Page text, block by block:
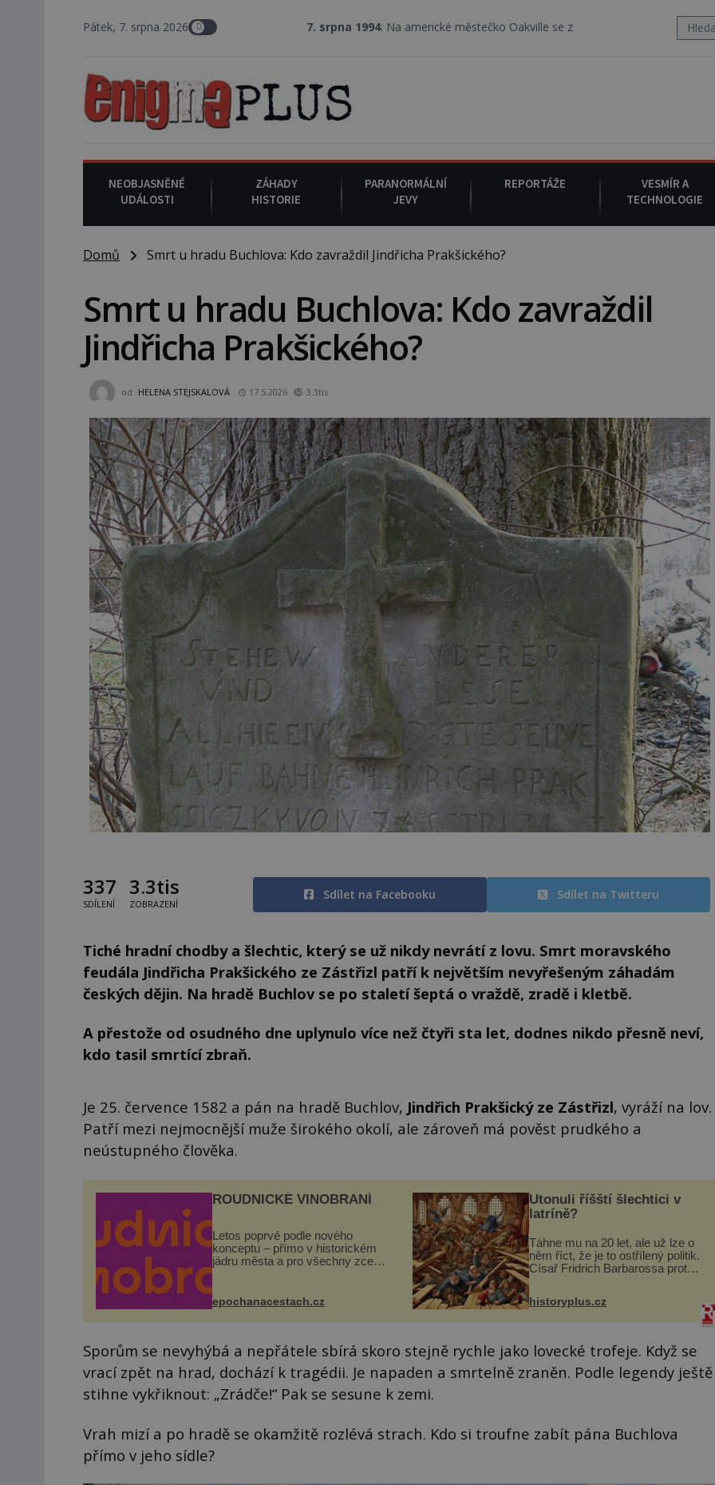
Pátek, 7. srpna 2026 : Na americké městečko Oakville se z nebe snáší podivná rosolovitá látka
NEOBJASNĚNÉ
UDÁLOSTI
ZÁHADY
HISTORIE
PARANORMÁLNÍ
JEVY
REPORTÁŽE
VESMÍR A
TECHNOLOGIE
Domů Smrt u hradu Buchlova: Kdo zavraždil Jindřicha Prakšického?
Smrt u hradu Buchlova: Kdo zavraždil
Jindřicha Prakšického?
od HELENA STEJSKALOVÁ 17.5.2026 3.3tis
337
SDÍLENÍ
3.3tis
ZOBRAZENÍ
Sdílet na Facebooku Sdílet na Twitteru
Tiché hradní chodby a šlechtic, který se už nikdy nevrátí z lovu. Smrt moravského
feudála Jindřicha Prakšického ze Zástřizl patří k největším nevyřešeným záhadám
českých dějin. Na hradě Buchlov se po staletí šeptá o vraždě, zradě i kletbě.
A přestože od osudného dne uplynulo více než čtyři sta let, dodnes nikdo přesně neví,
kdo tasil smrtící zbraň.
Je 25. července 1582 a pán na hradě Buchlov, Jindřich Prakšický ze Zástřizl, vyráží na lov.
Patří mezi nejmocnější muže širokého okolí, ale zároveň má pověst prudkého a
neústupného člověka.
ROUDNICKÉ VINOBRANÍ
Letos poprvé podle nového
konceptu – přímo v historickém
jádru města a pro všechny zcela
náměstí. Návštěvníci se mohou
těšit na víno, burčák, pes...
epochanacestach.cz
Utonuli říšští šlechtici v
latríně?
Táhne mu na 20 let, ale už lze o
něm říct, že je to ostřílený politik.
Císař Fridrich Barbarossa proto
stal prostředníkem při řešení
sporu m...
historyplus.cz
Sporům se nevyhýbá a nepřátele sbírá skoro stejně rychle jako lovecké trofeje. Když se
vrací zpět na hrad, dochází k tragédii. Je napaden a smrtelně zraněn. Podle legendy ještě
stihne vykřiknout: „Zrádče!“ Pak se sesune k zemi.
Vrah mizí a po hradě se okamžitě rozlévá strach. Kdo si troufne zabít pána Buchlova
přímo v jeho sídle?